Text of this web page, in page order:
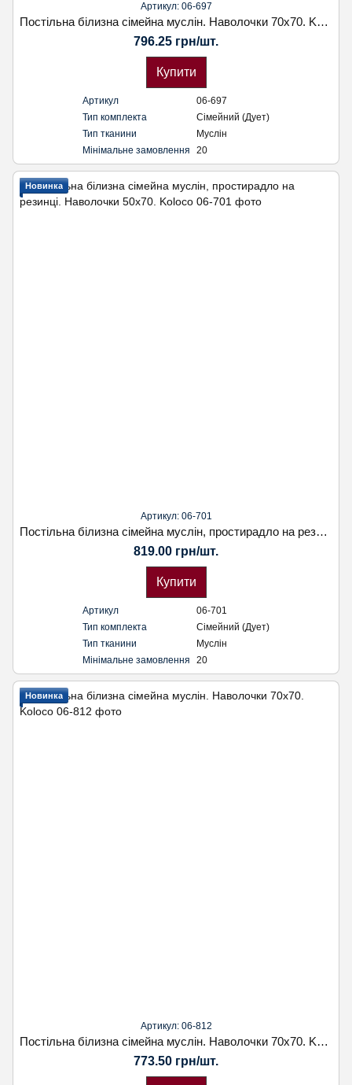
Артикул: 06-697
Постільна білизна сімейна муслін. Наволочки 70х70. Koloco
796.25 грн/шт.
Купити
Артикул
06-697
Тип комплекта
Сімейний (Дует)
Тип тканини
Муслін
Мінімальне замовлення
20
Новинка
Артикул: 06-701
Постільна білизна сімейна муслін, простирадло на резинці. Наволочки 50х70. Koloco
819.00 грн/шт.
Купити
Артикул
06-701
Тип комплекта
Сімейний (Дует)
Тип тканини
Муслін
Мінімальне замовлення
20
Новинка
Артикул: 06-812
Постільна білизна сімейна муслін. Наволочки 70х70. Koloco
773.50 грн/шт.